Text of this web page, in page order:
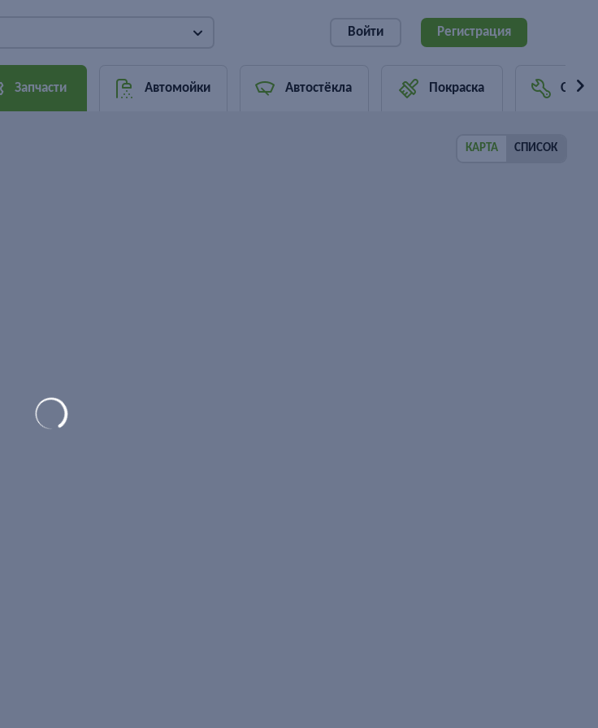
Войти Регистрация
Запчасти Автомойки Автостёкла Покраска
КАРТА СПИСОК